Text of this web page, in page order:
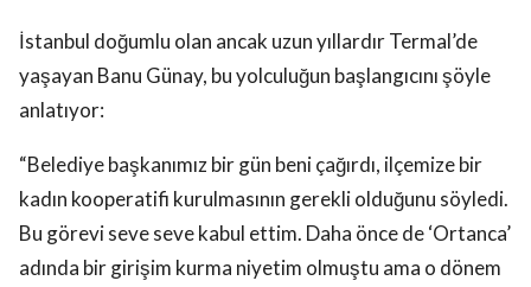
İstanbul doğumlu olan ancak uzun yıllardır Termal’de
yaşayan Banu Günay, bu yolculuğun başlangıcını şöyle
anlatıyor:
“Belediye başkanımız bir gün beni çağırdı, ilçemize bir
kadın kooperatifi kurulmasının gerekli olduğunu söyledi.
Bu görevi seve seve kabul ettim. Daha önce de ‘Ortanca’
adında bir girişim kurma niyetim olmuştu ama o dönem